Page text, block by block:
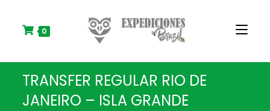
0
TRANSFER REGULAR RIO DE
JANEIRO – ISLA GRANDE